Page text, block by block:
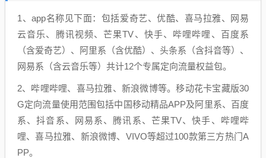
1、app名称见下面：包括爱奇艺、优酷、喜马拉雅、网易
云音乐、腾讯视频、芒果TV、快手、哔哩哔哩、百度系
（含爱奇艺）、阿里系（含优酷）、头条系（含抖音等）、
网易系（含云音乐等）共计12个专属定向流量权益包。
2、哔哩哔哩、喜马拉雅、新浪微博等。移动花卡宝藏版30
G定向流量使用范围包括中国移动精品APP及阿里系、百度
系、抖音系、网易系、腾讯系、芒果TV、快手、哔哩哔
哩、喜马拉雅、新浪微博、VIVO等超过100款第三方热门A
PP。